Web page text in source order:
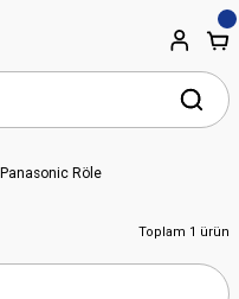
Röle
Toplam 1 ürün